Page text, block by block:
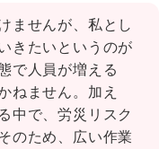
ませんが、私とし
きたいというのが
で人員が増える
ねません。加え
中で、労災リスク
のため、広い作業